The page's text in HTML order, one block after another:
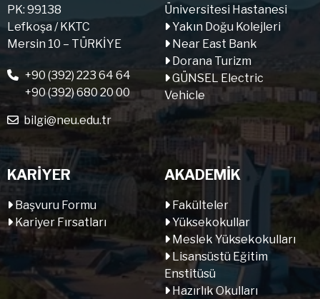
PK: 99138
Lefkoşa / KKTC
Mersin 10 – TÜRKİYE
+90 (392) 223 64 64
+90 (392) 680 20 00
bilgi@neu.edu.tr
Üniversitesi Hastanesi
Yakın Doğu Kolejleri
Near East Bank
Dorana Turizm
GÜNSEL Electric
Vehicle
KARİYER
Başvuru Formu
Kariyer Fırsatları
AKADEMİK
Fakülteler
Yüksekokullar
Meslek Yüksekokulları
Lisansüstü Eğitim
Enstitüsü
Hazırlık Okulları